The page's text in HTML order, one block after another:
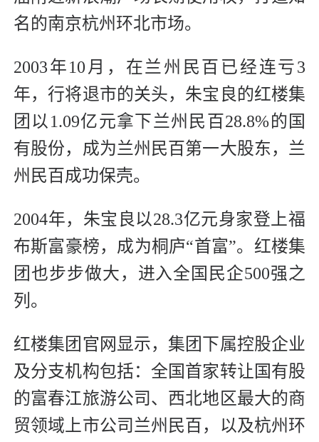
名的南京杭州环北市场。
2003年10月，在兰州民百已经连亏3
年，行将退市的关头，朱宝良的红楼集
团以1.09亿元拿下兰州民百28.8%的国
有股份，成为兰州民百第一大股东，兰
州民百成功保壳。
2004年，朱宝良以28.3亿元身家登上福
布斯富豪榜，成为桐庐“首富”。红楼集
团也步步做大，进入全国民企500强之
列。
红楼集团官网显示，集团下属控股企业
及分支机构包括：全国首家转让国有股
的富春江旅游公司、西北地区最大的商
贸领域上市公司兰州民百，以及杭州环